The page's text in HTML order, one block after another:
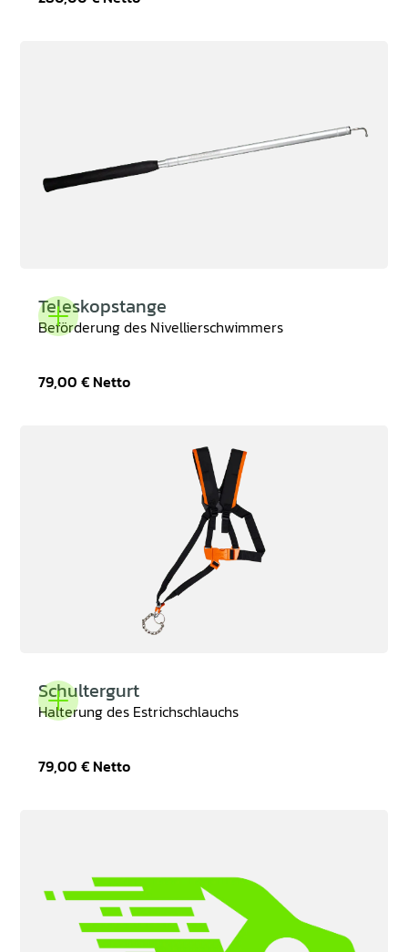
Teleskopstange
Beförderung des Nivellierschwimmers
79,00 €Netto
Schultergurt
Halterung des Estrichschlauchs
79,00 €Netto